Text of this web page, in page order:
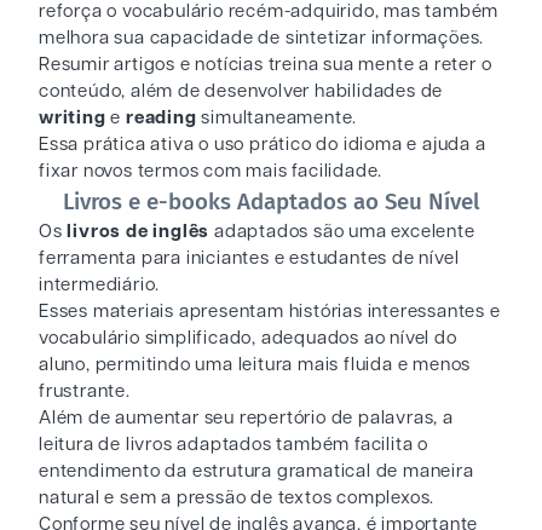
reforça o vocabulário recém-adquirido, mas também
melhora sua capacidade de sintetizar informações.
Resumir artigos e notícias treina sua mente a reter o
conteúdo, além de desenvolver habilidades de
writing ereading simultaneamente.
Essa prática ativa o uso prático do idioma e ajuda a
fixar novos termos com mais facilidade.
Livros e e-books Adaptados ao Seu Nível
Os livros de inglês adaptados são uma excelente
ferramenta para iniciantes e estudantes de nível
intermediário.
Esses materiais apresentam histórias interessantes e
vocabulário simplificado, adequados ao nível do
aluno, permitindo uma leitura mais fluida e menos
frustrante.
Além de aumentar seu repertório de palavras, a
leitura de livros adaptados também facilita o
entendimento da estrutura gramatical de maneira
natural e sem a pressão de textos complexos.
Conforme seu nível de inglês avança, é importante